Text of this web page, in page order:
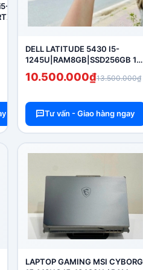
DELL LATITUDE 5430 I5-
1245U|RAM8GB|SSD256GB 14''
FHD (LIKE NEW)
10.500.000₫13.500.000₫
Tư vấn - Giao hàng ngay
LAPTOP GAMING MSI CYBORG